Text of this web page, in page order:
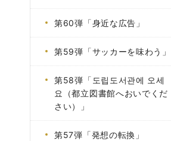
第60弾「身近な広告」
第59弾「サッカーを味わう」
第58弾「도립도서관에 오세
요（都立図書館へおいでくだ
さい）」
第57弾「発想の転換」